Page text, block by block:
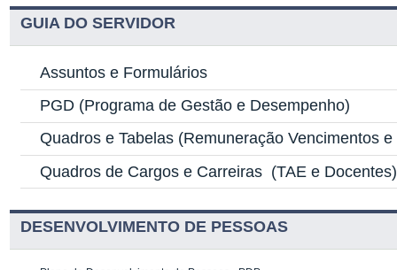
GUIA DO SERVIDOR
Assuntos e Formulários
PGD (Programa de Gestão e Desempenho)
Quadros e Tabelas (Remuneração Vencimentos
Quadros de Cargos e Carreiras (TAE e Docentes)
DESENVOLVIMENTO DE PESSOAS